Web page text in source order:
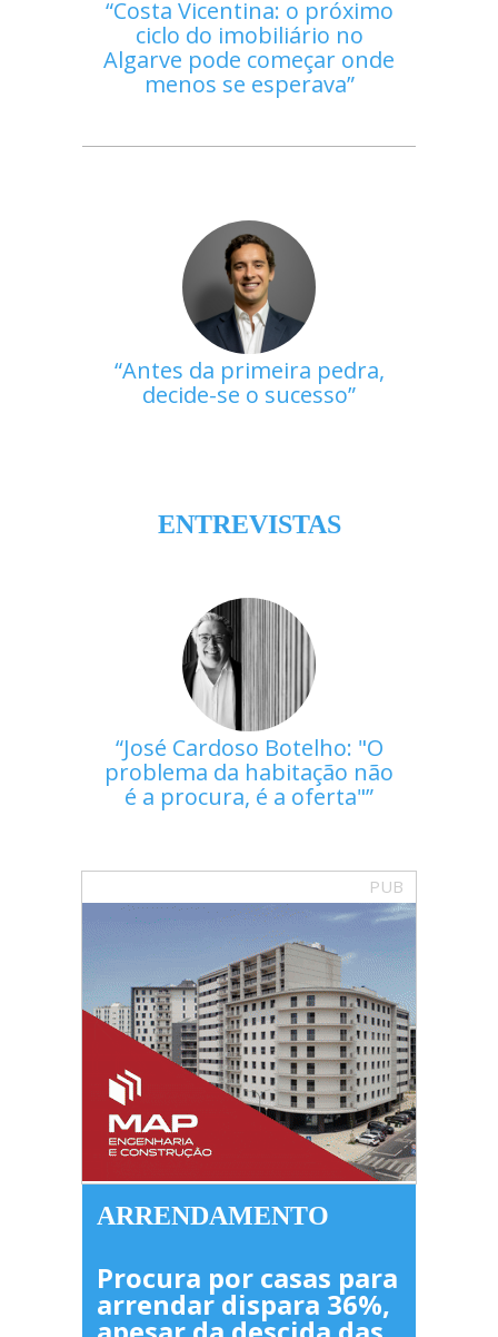
Costa Vicentina: o próximo
ciclo do imobiliário no
Algarve pode começar onde
menos se esperava
Antes da primeira pedra,
decide-se o sucesso
ENTREVISTAS
José Cardoso Botelho: "O
problema da habitação não
é a procura, é a oferta"
PUB
ARRENDAMENTO
Procura por casas para
arrendar dispara 36%,